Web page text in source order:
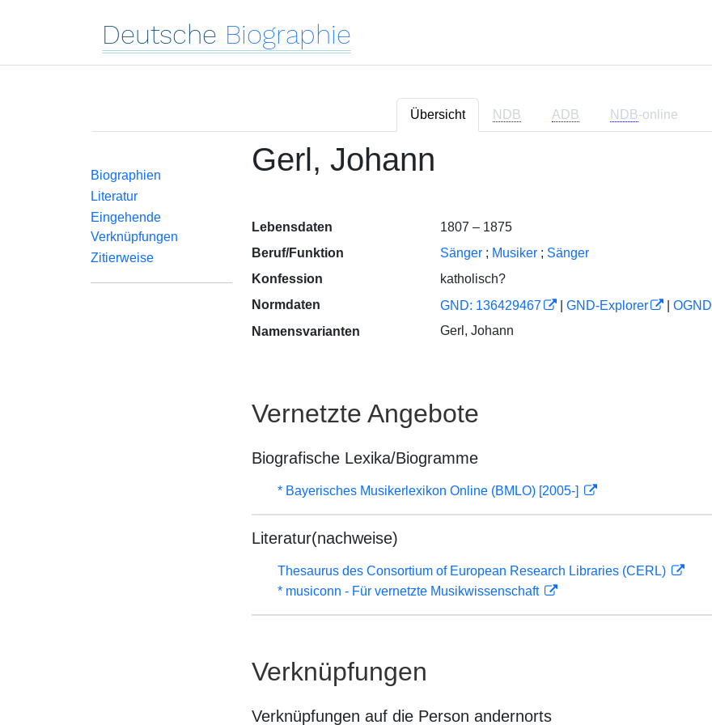
Deutsche Biographie
Übersicht NDB ADB NDB-online
Biographien
Literatur
Eingehende
Verknüpfungen
Zitierweise
Gerl, Johann
Lebensdaten
1807 – 1875
Beruf/Funktion
Sänger ; Musiker ; Sänger
Konfession
katholisch?
Normdaten
GND: 136429467 GND-Explorer OGND
Namensvarianten
Gerl, Johann
Vernetzte Angebote
Biografische Lexika/Biogramme
* Bayerisches Musikerlexikon Online (BMLO) [2005-]
Literatur(nachweise)
Thesaurus des Consortium of European Research Libraries (CERL)
* musiconn - Für vernetzte Musikwissenschaft
Verknüpfungen
Verknüpfungen auf die Person andernorts